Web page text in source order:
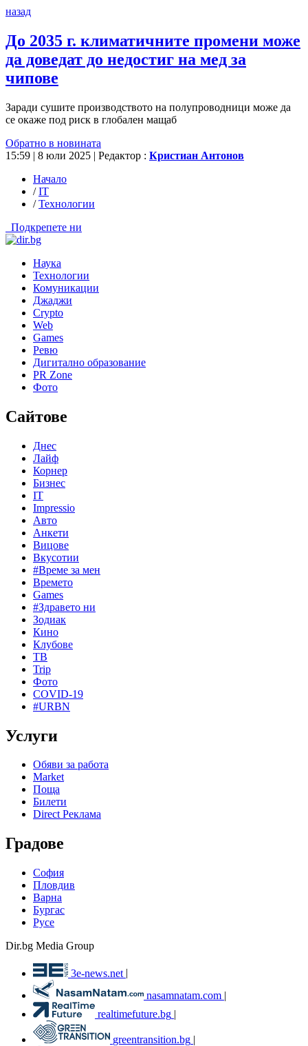
назад
До 2035 г. климатичните промени може
да доведат до недостиг на мед за
чипове
Заради сушите производството на полупроводници може да
се окаже под риск в глобален мащаб
Обратно в новината
15:59 | 8 юли 2025 | Редактор : Кристиан Антонов
Начало
/IT
/Технологии
Подкрепете ни
Наука
Технологии
Комуникации
Джаджи
Crypto
Web
Games
Ревю
Дигитално образование
PR Zone
Фото
Сайтове
Днес
Лайф
Корнер
Бизнес
IT
Impressio
Авто
Анкети
Вицове
Вкусотии
#Време за мен
Времето
Games
#Здравето ни
Зодиак
Кино
Клубове
ТВ
Trip
Фото
COVID-19
#URBN
Услуги
Обяви за работа
Market
Поща
Билети
Direct Реклама
Градове
София
Пловдив
Варна
Бургас
Русе
Dir.bg Media Group
3e-news.net
nasamnatam.com |
realtimefuture.bg |
greentransition.bg |